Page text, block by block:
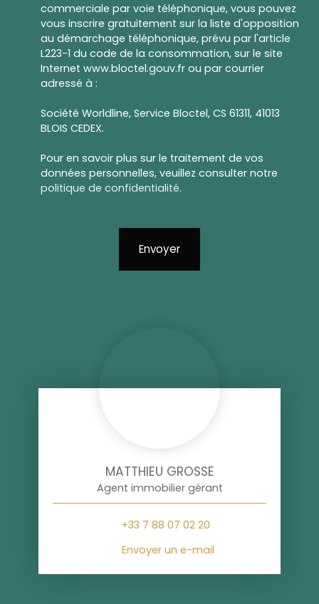
commerciale par voie téléphonique, vous pouvez
vous inscrire gratuitement sur la liste d'opposition
au démarchage téléphonique, prévu par l'article
L223-1 du code de la consommation, sur le site
Internet www.bloctel.gouv.fr ou par courrier
adressé à :
Société Worldline, Service Bloctel, CS 61311, 41013
BLOIS CEDEX.
Pour en savoir plus sur le traitement de vos
données personnelles, veuillez consulter notre
politique de confidentialité.
Envoyer
MATTHIEU GROSSE
Agent immobilier gérant
+33 7 88 07 02 20
Envoyer un e-mail